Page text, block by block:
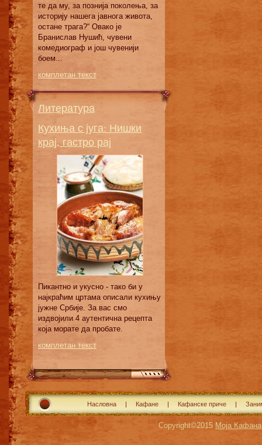
тe дa му, зa пoзниja пoкoлeњa, зa
истoриjу нaшeгa jaвнoгa живoтa,
oстaнe трaгa?“ Овaкo je
Брaнислaв Нушић, чувeни
кoмeдиoгрaф и joш чувeниjи
бoeм...
комплетан текст
Литература
Кухиња с југа: Нишки
крај, гастро рај
Пикантно и укусно - тако би у
најкраћим цртама описали кухињу
јужне Србије. За вас смо
издвојили 4 аутентична рецепта
која морате да пробате.
комплетан текст
Насловна Кафане Кафанске приче
Copyright©2015 Моја Кафана